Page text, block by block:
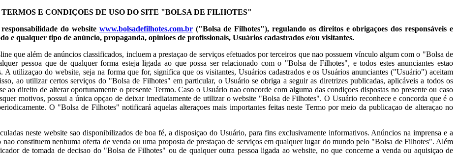
TERMOS E CONDIÇOES DE USO DO SITE "BOLSA DE FILHOTES"
do website www.bolsadefilhotes.com.br("Bolsa de Filhotes"), regulando os direitos e obrigaçoes dos responsáveis e
e qualquer tipo de anúncio, propaganda, opinioes de profissionais, Usuários cadastrados e/ou visitantes.
que além de anúncios classificados, incluem a prestaçao de serviços efetuados por terceiros que nao possuem vínculo algum com o "Bolsa de
pessoa que de qualquer forma esteja ligada ao que possa ser relacionado com o "Bolsa de Filhotes", e todos estes anunciantes estao
A utilizaçao do website, seja na forma que for, significa que os visitantes, Usuários cadastrados e os Usuários anunciantes ("Usuário") aceitam
ao utilizar certos serviços do "Bolsa de Filhotes" em particular, o Usuário se obriga a seguir as diretrizes publicadas, aplicáveis a todos os
direito de alterar oportunamente o presente Termo. Caso o Usuário nao concorde com alguma das condiçoes dispostas no presente ou caso
motivos, possui a única opçao de deixar imediatamente de utilizar o website "Bolsa de Filhotes". O Usuário reconhece e concorda que é o
O "Bolsa de Filhotes" notificará aquelas alteraçoes mais importantes feitas neste Termo por meio da publicaçao de alteraçao no
neste website sao disponibilizados de boa fé, a disposiçao do Usuário, para fins exclusivamente informativos. Anúncios na imprensa e a
constituem nenhuma oferta de venda ou uma proposta de prestaçao de serviços em qualquer lugar do mundo pelo "Bolsa de Filhotes". Além
de tomada de decisao do "Bolsa de Filhotes" ou de qualquer outra pessoa ligada ao website, no que concerne a venda ou aquisiçao de